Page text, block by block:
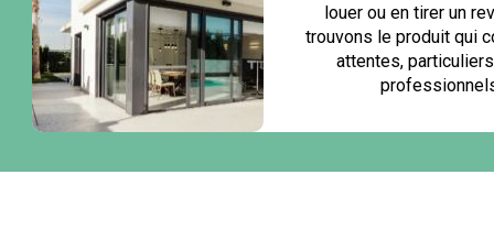
louer ou en tirer un
trouvons le produit qui
attentes,